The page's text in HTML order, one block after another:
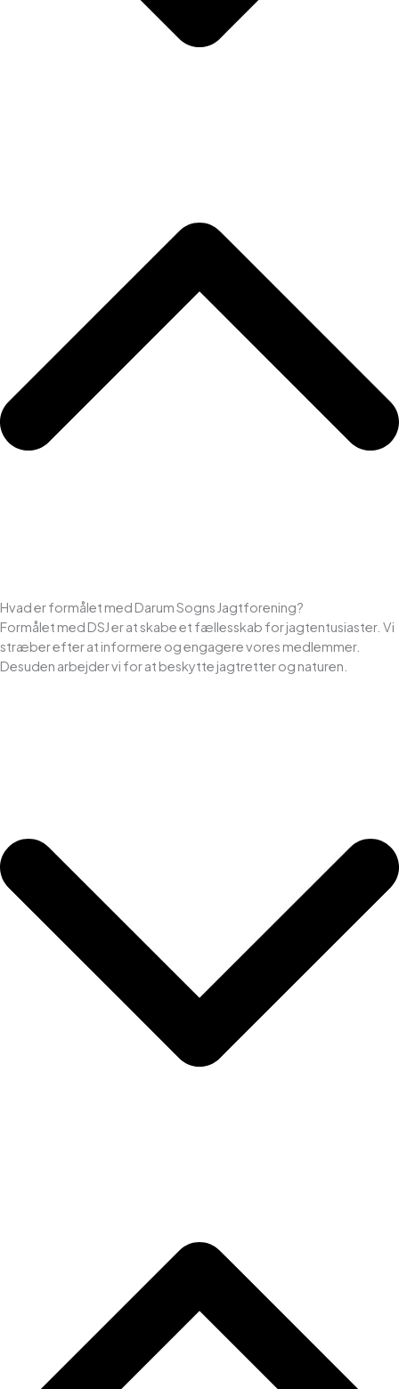
Hvad er formålet med Darum Sogns Jagtforening?
Formålet med DSJ er at skabe et fællesskab for jagtentusiaster. Vi
stræber efter at informere og engagere vores medlemmer.
Desuden arbejder vi for at beskytte jagtretter og naturen.